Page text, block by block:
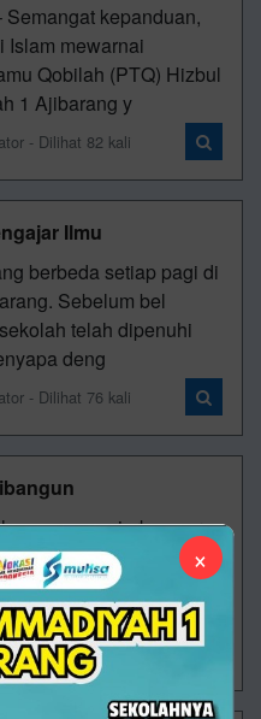
kepanduan,
Islam mewarnai
Qobilah (PTQ) Hizbul
1 Ajibarang y
- Dilihat 82 kali
Ilmu
berbeda setiap pagi di
Sebelum bel
telah dipenuhi
deng
- Dilihat 76 kali
mengajarkan cara
cara
ketika langkah-
halaman SMK
- Dilihat 115 kali
×